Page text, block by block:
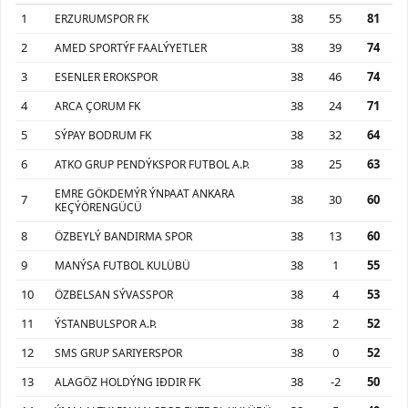
1
ERZURUMSPOR FK 38 55
81
2
AMED SPORTÝF FAALÝYETLER 38 39
74
3
ESENLER EROKSPOR 38 46
74
4
ARCA ÇORUM FK 38 24
71
5
SÝPAY BODRUM FK 38 32
64
6
ATKO GRUP PENDÝKSPOR FUTBOL A.Þ. 38 25 63
7
EMRE GÖKDEMÝR ÝNÞAAT ANKARA
KEÇÝÖRENGÜCÜ
38 30 60
8 ÖZBEYLÝ BANDIRMA SPOR 38 13
60
9
MANÝSA FUTBOL KULÜBÜ 38 1
55
10
ÖZBELSAN SÝVASSPOR 38 4
53
11
ÝSTANBULSPOR A.Þ. 38 2
52
12
SMS GRUP SARIYERSPOR 38 0
52
13
ALAGÖZ HOLDÝNG IÐDIR FK 38 -2
50